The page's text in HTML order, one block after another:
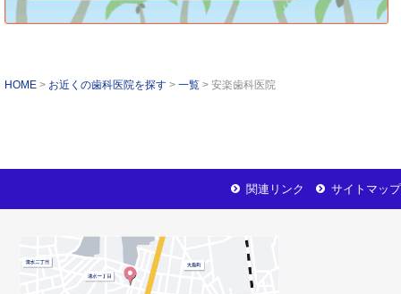
HOME お近くの歯科医院を探す 一覧 安楽歯科医院
サイトマップ
関連リンク